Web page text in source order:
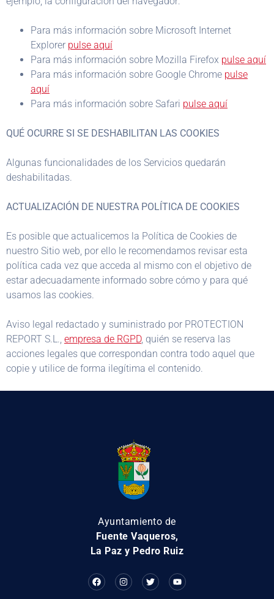
Para más información sobre Microsoft Internet
Explorer pulse aquí
Para más información sobre Mozilla Firefox pulse aquí
Para más información sobre Google Chrome pulse
aquí
Para más información sobre Safari pulse aquí
QUÉ OCURRE SI SE DESHABILITAN LAS COOKIES
Algunas funcionalidades de los Servicios quedarán
deshabilitadas.
ACTUALIZACIÓN DE NUESTRA POLÍTICA DE COOKIES
Es posible que actualicemos la Política de Cookies de
nuestro Sitio web, por ello le recomendamos revisar esta
política cada vez que acceda al mismo con el objetivo de
estar adecuadamente informado sobre cómo y para qué
usamos las cookies.
Aviso legal redactado y suministrado por PROTECTION
REPORT S.L., empresa de RGPD, quién se reserva las
acciones legales que correspondan contra todo aquel que
copie y utilice de forma ilegítima el contenido.
Ayuntamiento de
Fuente Vaqueros,
La Paz y Pedro Ruiz